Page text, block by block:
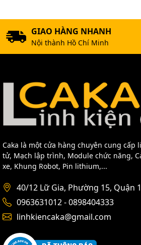
GIAO HÀNG NHANH
Nội thành Hồ Chí Minh
Caka là một cửa hàng chuyên cung cấp
tử, Mạch lập trình, Module chức năng,
xe, Khung Robot, Pin lithium,...
40/12 Lữ Gia, Phường 15, Quận
0963631012 - 0898404333
linhkiencaka@gmail.com